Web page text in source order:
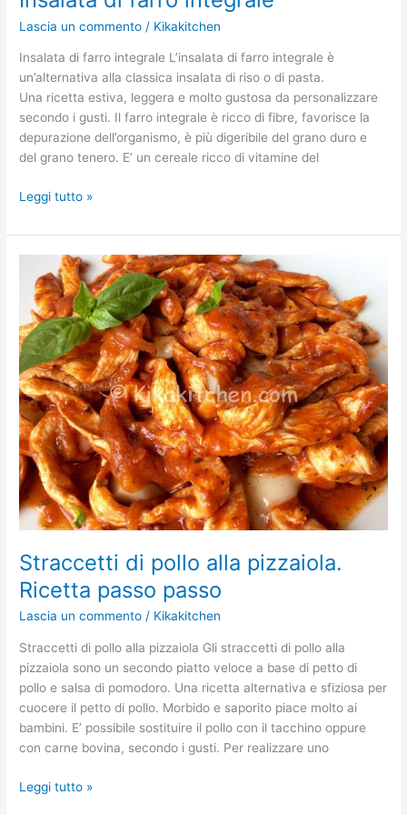
Lascia un commento / Kikakitchen
Insalata di farro integrale L’insalata di farro integrale è
un’alternativa alla classica insalata di riso o di pasta.
Una ricetta estiva, leggera e molto gustosa da personalizzare
secondo i gusti. Il farro integrale è ricco di fibre, favorisce la
depurazione dell’organismo, è più digeribile del grano duro e
del grano tenero. E’ un cereale ricco di vitamine del
Leggi tutto »
Straccetti di pollo alla pizzaiola.
Ricetta passo passo
Lascia un commento / Kikakitchen
Straccetti di pollo alla pizzaiola Gli straccetti di pollo alla
pizzaiola sono un secondo piatto veloce a base di petto di
pollo e salsa di pomodoro. Una ricetta alternativa e sfiziosa per
cuocere il petto di pollo. Morbido e saporito piace molto ai
bambini. E’ possibile sostituire il pollo con il tacchino oppure
con carne bovina, secondo i gusti. Per realizzare uno
Straccetti
pollo
alla
pizzaiola.
Ricetta
passo
passo
Leggi tutto »